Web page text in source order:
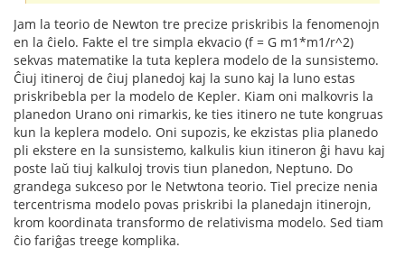
Jam la teorio de Newton tre precize priskribis la fenomenojn
en la ĉielo. Fakte el tre simpla ekvacio (f = G m1*m1/r^2)
sekvas matematike la tuta keplera modelo de la sunsistemo.
Ĉiuj itineroj de ĉiuj planedoj kaj la suno kaj la luno estas
priskribebla per la modelo de Kepler. Kiam oni malkovris la
planedon Urano oni rimarkis, ke ties itinero ne tute kongruas
kun la keplera modelo. Oni supozis, ke ekzistas plia planedo
pli ekstere en la sunsistemo, kalkulis kiun itineron ĝi havu kaj
poste laŭ tiuj kalkuloj trovis tiun planedon, Neptuno. Do
grandega sukceso por le Netwtona teorio. Tiel precize nenia
tercentrisma modelo povas priskribi la planedajn itinerojn,
krom koordinata transformo de relativisma modelo. Sed tiam
ĉio fariĝas treege komplika.